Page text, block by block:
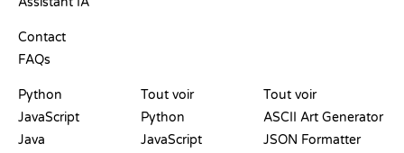
Contact
FAQs
Python
JavaScript
Java
Tout voir
Python
JavaScript
Tout voir
ASCII Art Generator
JSON Formatter